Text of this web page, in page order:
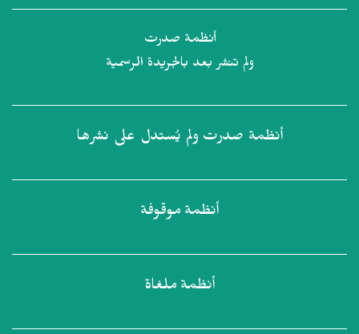
أنظمة صدرت
ولم تنشر بعد بالجريدة الرسمية
أنظمة صدرت ولم يُستدل على نشرها
أنظمة موقوفة
أنظمة ملغاة